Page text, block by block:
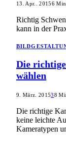
13. Apr.. 20156
Richtig
kann in der
Die
wählen
9. März. 201538
Die richtige
keine leichte
Kameratypen